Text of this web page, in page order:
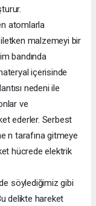
atomlarla
iletken malzemeyi bir
bandında
içerisinde
nedeni ile
ve
ederler. Serbest
n tarafına gitmeye
hücrede elektrik
söylediğimiz gibi
delikte hareket